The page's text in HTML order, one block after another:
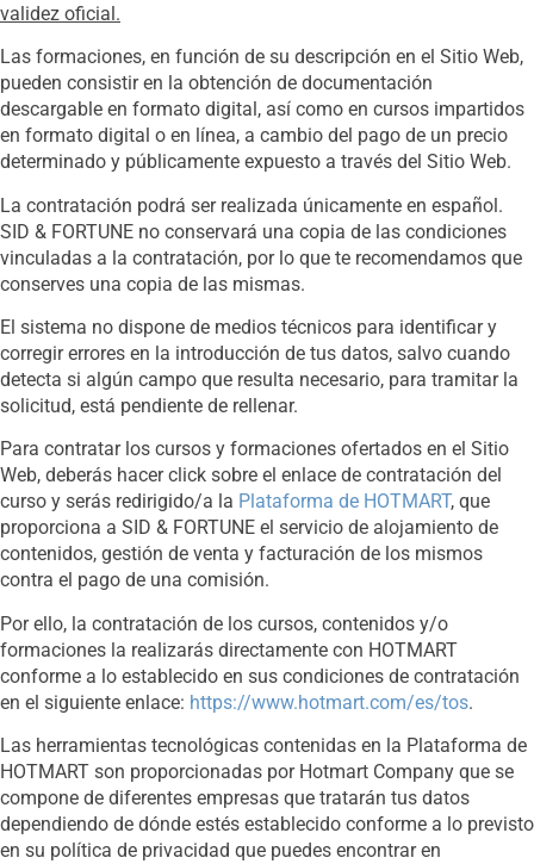
validez oficial.
Las formaciones, en función de su descripción en el Sitio Web,
pueden consistir en la obtención de documentación
descargable en formato digital, así como en cursos impartidos
en formato digital o en línea, a cambio del pago de un precio
determinado y públicamente expuesto a través del Sitio Web.
La contratación podrá ser realizada únicamente en español.
SID & FORTUNE no conservará una copia de las condiciones
vinculadas a la contratación, por lo que te recomendamos que
conserves una copia de las mismas.
El sistema no dispone de medios técnicos para identificar y
corregir errores en la introducción de tus datos, salvo cuando
detecta si algún campo que resulta necesario, para tramitar la
solicitud, está pendiente de rellenar.
Para contratar los cursos y formaciones ofertados en el Sitio
Web, deberás hacer click sobre el enlace de contratación del
curso y serás redirigido/a la Plataforma de HOTMART, que
proporciona a SID & FORTUNE el servicio de alojamiento de
contenidos, gestión de venta y facturación de los mismos
contra el pago de una comisión.
Por ello, la contratación de los cursos, contenidos y/o
formaciones la realizarás directamente con HOTMART
conforme a lo establecido en sus condiciones de contratación
en el siguiente enlace: https://www.hotmart.com/es/tos.
Las herramientas tecnológicas contenidas en la Plataforma de
HOTMART son proporcionadas por Hotmart Company que se
compone de diferentes empresas que tratarán tus datos
dependiendo de dónde estés establecido conforme a lo previsto
en su política de privacidad que puedes encontrar en